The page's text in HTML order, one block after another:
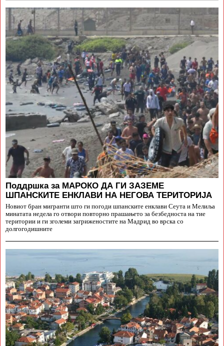
Поддршка за МАРОКО ДА ГИ ЗАЗЕМЕ
ШПАНСКИТЕ ЕНКЛАВИ НА НЕГОВА ТЕРИТОРИЈА
Новиот бран мигранти што ги погоди шпанските енклави Сеута и Мелиља
минатата недела го отвори повторно прашањето за безбедноста на тие
територии и ги зголеми загриженостите на Мадрид во врска со
долгогодишните